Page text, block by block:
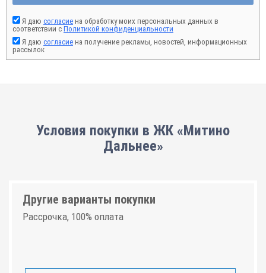
Я даю согласие на обработку моих персональных данных в
соответствии с Политикой конфиденциальности
Я даю согласие на получение рекламы, новостей, информационных
рассылок
Условия покупки в ЖК «Митино
Дальнее»
Другие варианты покупки
Рассрочка, 100% оплата